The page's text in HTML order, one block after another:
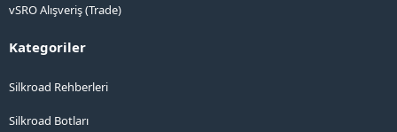
vSRO Alışveriş (Trade)
Kategoriler
Silkroad Rehberleri
Silkroad Botları